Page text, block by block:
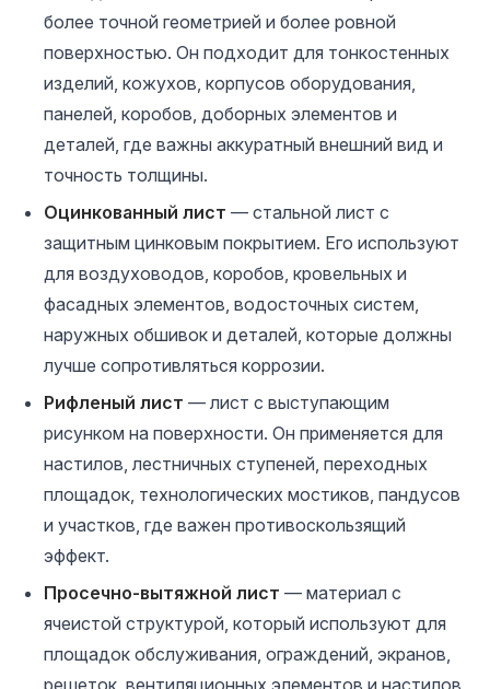
более точной геометрией и более ровной
поверхностью. Он подходит для тонкостенных
изделий, кожухов, корпусов оборудования,
панелей, коробов, доборных элементов и
деталей, где важны аккуратный внешний вид и
точность толщины.
Оцинкованный лист — стальной лист с
защитным цинковым покрытием. Его используют
для воздуховодов, коробов, кровельных и
фасадных элементов, водосточных систем,
наружных обшивок и деталей, которые должны
лучше сопротивляться коррозии.
Рифленый лист — лист с выступающим
рисунком на поверхности. Он применяется для
настилов, лестничных ступеней, переходных
площадок, технологических мостиков, пандусов
и участков, где важен противоскользящий
эффект.
Просечно-вытяжной лист — материал с
ячеистой структурой, который используют для
площадок обслуживания, ограждений, экранов,
решеток, вентиляционных элементов и настилов,